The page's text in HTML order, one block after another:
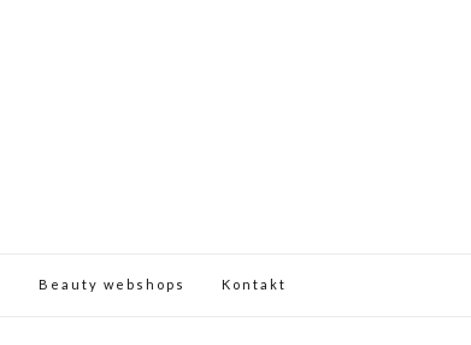
Beauty webshops Kontakt